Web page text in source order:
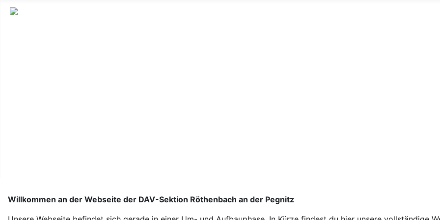
Willkommen an der Webseite der DAV-Sektion Röthenbach an der Pegnitz